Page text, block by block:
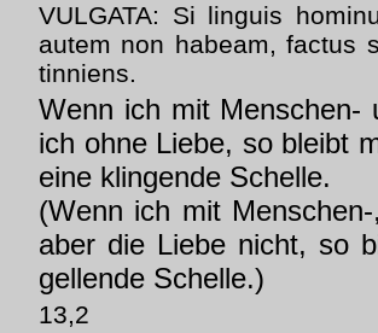
VULGATA: Si linguis
autem non habeam, factus
tinniens.
Wenn ich mit Menschen-
ich ohne Liebe, so bleibt
eine klingende Schelle.
(Wenn ich mit
aber die Liebe nicht, so
gellende Schelle.)
13,2